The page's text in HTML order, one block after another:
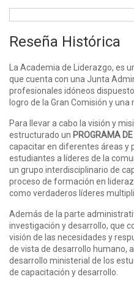
Reseña Histórica
La Academia de Liderazgo, es
que cuenta con una Junta
profesionales idóneos
logro de la Gran Comisión y
Para llevar a cabo la visión y
estructurado un PROGRAMA
capacitar en diferentes áreas y
estudiantes a líderes de la
un grupo interdisciplinario de
proceso de formación en
como verdaderos líderes
Además de la parte
investigación y desarrollo, que
visión de las necesidades y
de vista de desarrollo humano,
desarrollo ministerial de los
de capacitación y desarrollo.